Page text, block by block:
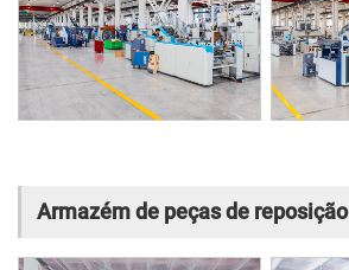
Armazém de peças de reposição